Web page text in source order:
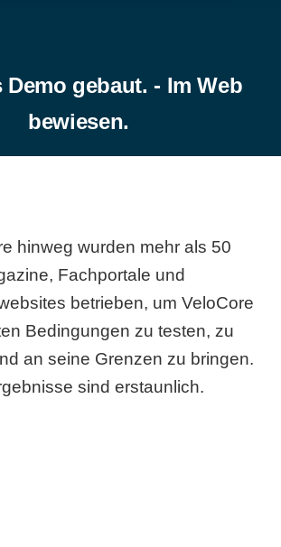
Demo gebaut. - Im Web
bewiesen.
hinweg wurden mehr als 50
Fachportale und
betrieben, um VeloCore
Bedingungen zu testen, zu
an seine Grenzen zu bringen.
sind erstaunlich.